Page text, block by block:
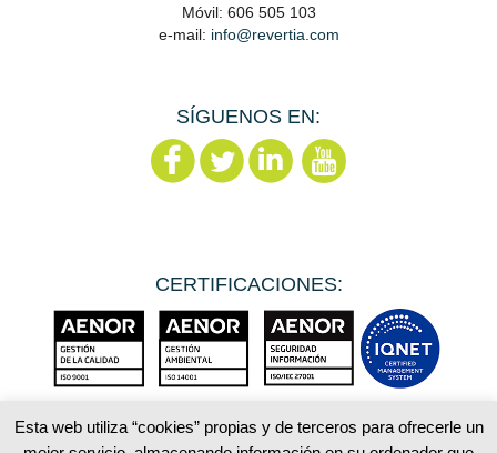
Móvil: 606 505 103
e-mail: info@revertia.com
SÍGUENOS EN:
CERTIFICACIONES:
Esta web utiliza “cookies” propias y de terceros para ofrecerle un